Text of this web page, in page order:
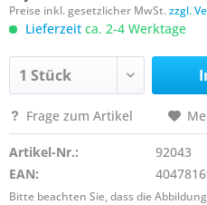
Preise inkl. gesetzlicher MwSt.zzgl.
Lieferzeit ca. 2-4 Werktage
Frage zum Artikel
Artikel-Nr.:
92043
EAN:
Bitte beachten Sie, dass die